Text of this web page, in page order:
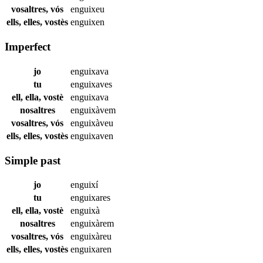
vosaltres, vós
enguixeu
ells, elles, vostès enguixen
Imperfect
jo
enguixava
tu
enguixaves
ell, ella, vostè
enguixava
nosaltres
enguixàvem
vosaltres, vós
enguixàveu
ells, elles, vostès enguixaven
Simple past
jo
enguixí
tu
enguixares
ell, ella, vostè
enguixà
nosaltres
enguixàrem
vosaltres, vós
enguixàreu
ells, elles, vostès enguixaren